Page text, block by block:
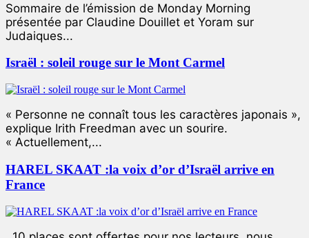
Sommaire de l’émission de Monday Morning
présentée par Claudine Douillet et Yoram sur
Judaiques...
Israël : soleil rouge sur le Mont Carmel
« Personne ne connaît tous les caractères japonais »,
explique Irith Freedman avec un sourire.
« Actuellement,...
HAREL SKAAT :la voix d’or d’Israël arrive en
France